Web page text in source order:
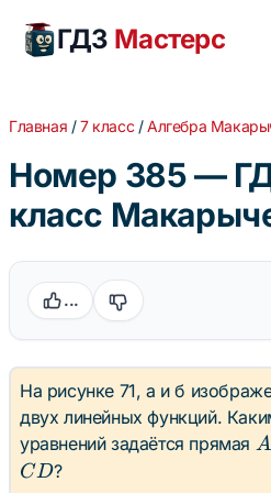
ГДЗ Мастерс
Главная /7 класс /Алгебра
Номер 385 —
класс
...
На рисунке 71, а и б
двух линейных функций.
уравнений задаётся прямая A
CD?